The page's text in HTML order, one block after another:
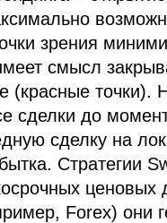
зрения
смысл
(красные точки).
сделки до
сделку на
Стратегии
Forex) они